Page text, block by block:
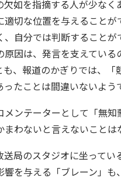
如を指摘する人が少な
切な位置を与えること
自分では判断すること
因は、発言を支えてい
、報道のかぎりでは、「
たことは間違いないよう
ンテーターとして「無
わないと言えないことは
局のスタジオに坐って
を与える「ブレーン」